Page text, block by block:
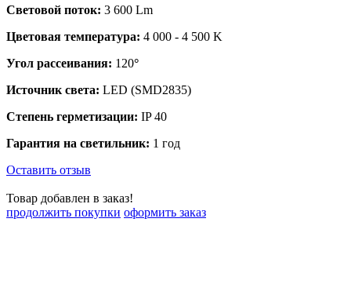
Световой поток: 3 600 Lm
Цветовая температура: 4 000 - 4 500 K
Угол рассеивания: 120°
Источник света: LED (SMD2835)
Степень герметизации: IP 40
Гарантия на светильник: 1 год
Оставить отзыв
Товар добавлен в заказ!
продолжить покупки оформить заказ